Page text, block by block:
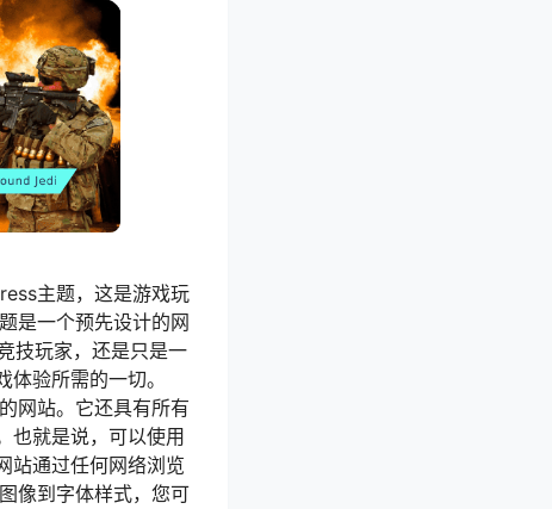
主题，这是游戏玩
是一个预先设计的网
技玩家，还是只是一
验所需的一切。
网站。它还具有所有
也就是说，可以使用
站通过任何网络浏览
像到字体样式，您可